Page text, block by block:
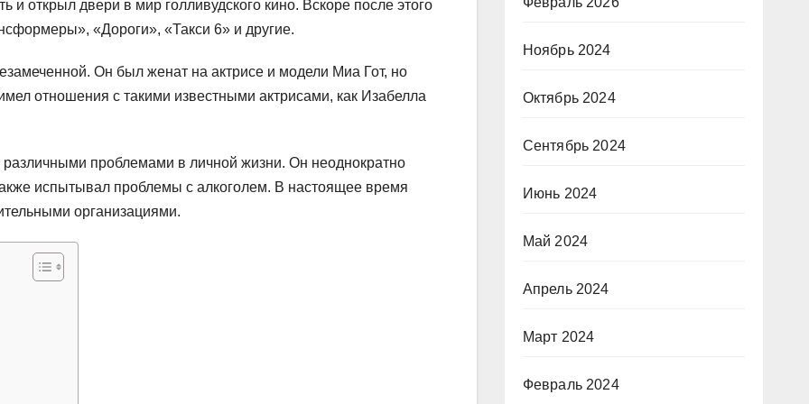
и открыл двери в мир голливудского кино. Вскоре после этого
«Дороги», «Такси 6» и другие.
Он был женат на актрисе и модели Миа Гот, но
отношения с такими известными актрисами, как Изабелла
проблемами в личной жизни. Он неоднократно
испытывал проблемы с алкоголем. В настоящее время
организациями.
Ноябрь 2024
Октябрь 2024
Сентябрь 2024
Июнь 2024
Май 2024
Апрель 2024
Март 2024
Февраль 2024